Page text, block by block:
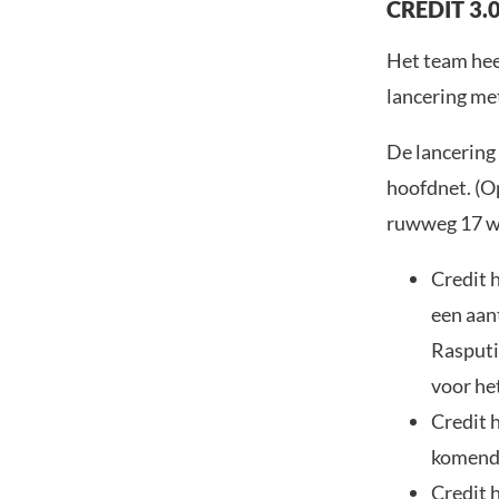
CREDIT
Het team
lancering
De
hoofdnet.
ruwweg 17
Credit
een
voor
Credit
Credit